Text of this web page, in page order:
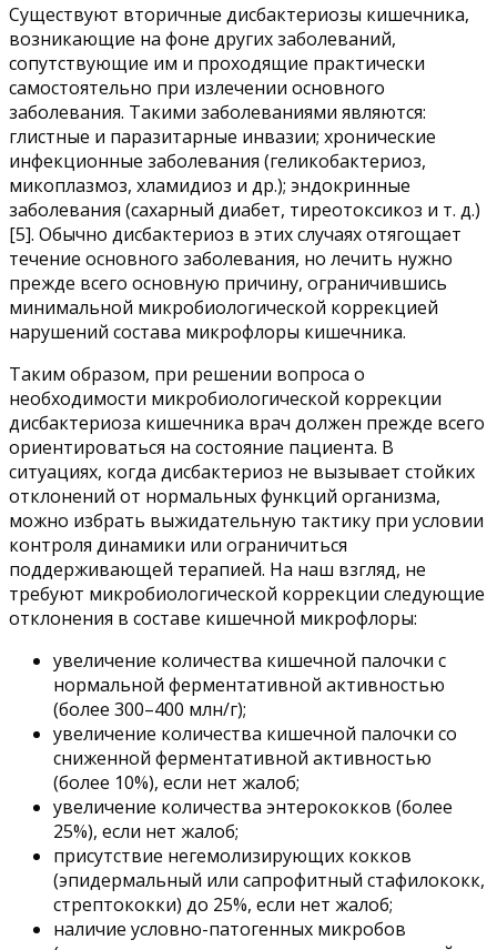
Существуют вторичные дисбактериозы кишечника,
возникающие на фоне других заболеваний,
сопутствующие им и проходящие практически
самостоятельно при излечении основного
заболевания. Такими заболеваниями являются:
глистные и паразитарные инвазии; хронические
инфекционные заболевания (геликобактериоз,
микоплазмоз, хламидиоз и др.); эндокринные
заболевания (сахарный диабет, тиреотоксикоз и т. д.)
[5]. Обычно дисбактериоз в этих случаях отягощает
течение основного заболевания, но лечить нужно
прежде всего основную причину, ограничившись
минимальной микробиологической коррекцией
нарушений состава микрофлоры кишечника.
Таким образом, при решении вопроса о
необходимости микробиологической коррекции
дисбактериоза кишечника врач должен прежде всего
ориентироваться на состояние пациента. В
ситуациях, когда дисбактериоз не вызывает стойких
отклонений от нормальных функций организма,
можно избрать выжидательную тактику при условии
контроля динамики или ограничиться
поддерживающей терапией. На наш взгляд, не
требуют микробиологической коррекции следующие
отклонения в составе кишечной микрофлоры:
увеличение количества кишечной палочки с
нормальной ферментативной активностью
(более 300–400 млн/г);
увеличение количества кишечной палочки со
сниженной ферментативной активностью
(более 10%), если нет жалоб;
увеличение количества энтерококков (более
25%), если нет жалоб;
присутствие негемолизирующих кокков
(эпидермальный или сапрофитный стафилококк,
стрептококки) до 25%, если нет жалоб;
наличие условно-патогенных микробов